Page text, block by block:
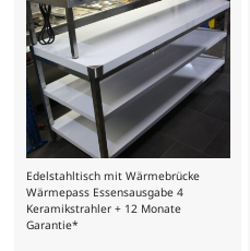
Edelstahltisch mit Wärmebrücke
Wärmepass Essensausgabe 4
Keramikstrahler + 12 Monate
Garantie*